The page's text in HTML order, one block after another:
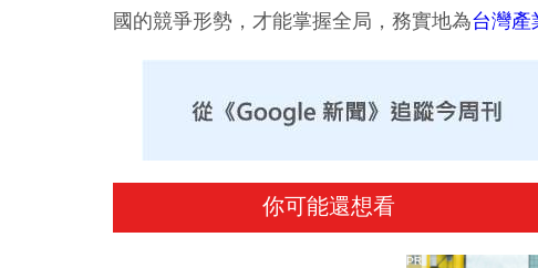
國的競爭形勢，才能掌握全局，務實地為台灣產
你可能還想看
PR